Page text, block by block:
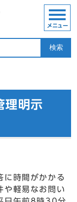
検索
メニュー
理明示
に時間がかかる
や軽易なお問い